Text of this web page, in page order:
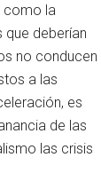
como la
deberían
no conducen
a las
es
de las
las crisis